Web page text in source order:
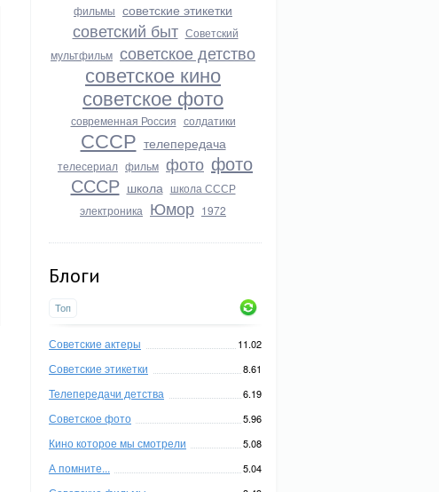
фильмы советские этикетки
советский быт Советский
мультфильм советское детство
советское кино
советское фото
современная Россия солдатики
СССР телепередача
телесериал фильм фото фото
СССР школа школа СССР
электроника Юмор 1972
Блоги
Топ
Советские актеры 11.02
Советские этикетки 8.61
Телепередачи детства 6.19
Советское фото 5.96
Кино которое мы смотрели 5.08
А помните... 5.04